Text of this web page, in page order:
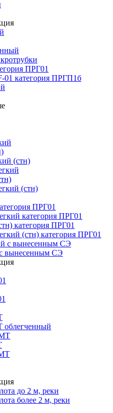
ПРГ01
категория ПРГП1б
(стн)
(стн)
ПРГ01
категория ПРГ01
категория ПРГ01
(стн) категория ПРГ01
вынесенным СЭ
до 2 м, реки
более 2 м, реки